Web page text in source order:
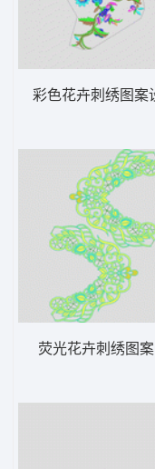
彩色花卉刺绣图案
荧光花卉刺绣图案